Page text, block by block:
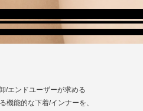
/エンドユーザーが求める
機能的な下着/インナーを、